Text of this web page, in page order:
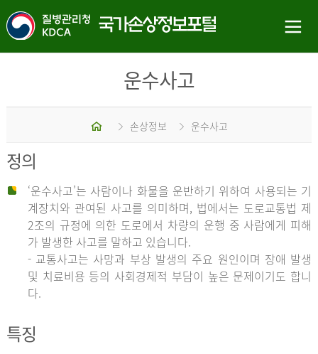
운수사고
홈 손상정보 운수사고
정의
‘운수사고’는 사람이나 화물을 운반하기 위하여 사용되는 기
계장치와 관여된 사고를 의미하며, 법에서는 도로교통법 제
2조의 규정에 의한 도로에서 차량의 운행 중 사람에게 피해
가 발생한 사고를 말하고 있습니다.
- 교통사고는 사망과 부상 발생의 주요 원인이며 장애 발생
및 치료비용 등의 사회경제적 부담이 높은 문제이기도 합니
다.
특징